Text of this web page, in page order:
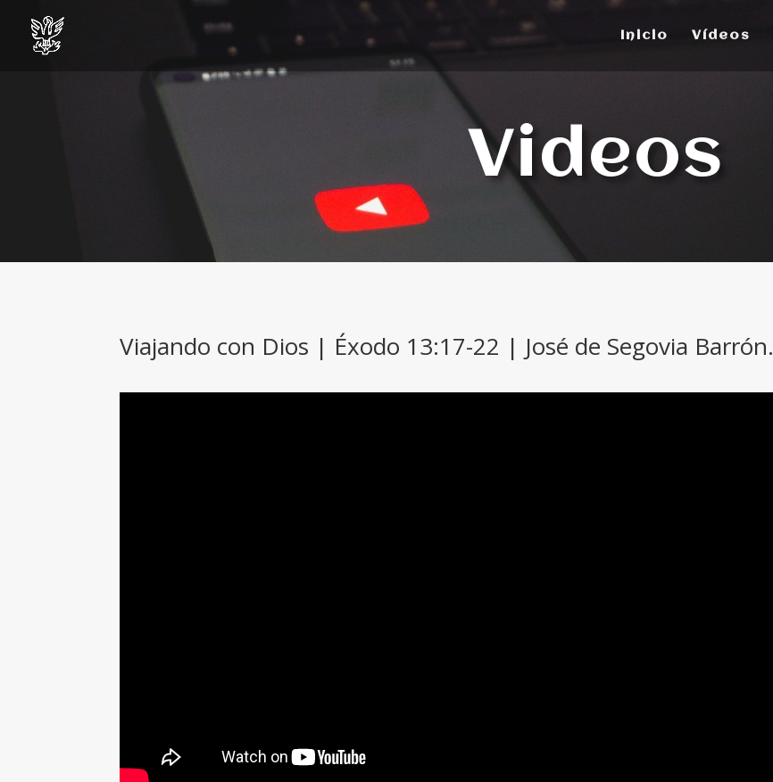
Inicio Vídeos
Videos
Viajando con Dios | Éxodo 13:17-22 | José de Segovia Barrón.